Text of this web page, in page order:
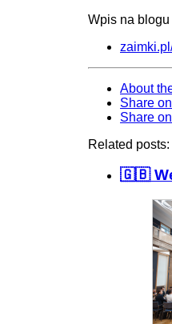
Wpis na blogu
About
Share
Share
Related posts:
🇬🇧